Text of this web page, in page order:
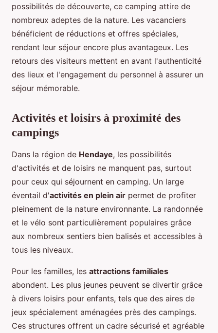
possibilités de découverte, ce camping attire de
nombreux adeptes de la nature. Les vacanciers
bénéficient de réductions et offres spéciales,
rendant leur séjour encore plus avantageux. Les
retours des visiteurs mettent en avant l'authenticité
des lieux et l'engagement du personnel à assurer un
séjour mémorable.
Activités et loisirs à proximité des
campings
Dans la région de Hendaye, les possibilités
d'activités et de loisirs ne manquent pas, surtout
pour ceux qui séjournent en camping. Un large
éventail d'activités en plein air permet de profiter
pleinement de la nature environnante. La randonnée
et le vélo sont particulièrement populaires grâce
aux nombreux sentiers bien balisés et accessibles à
tous les niveaux.
Pour les familles, les attractions familiales
abondent. Les plus jeunes peuvent se divertir grâce
à divers loisirs pour enfants, tels que des aires de
jeux spécialement aménagées près des campings.
Ces structures offrent un cadre sécurisé et agréable